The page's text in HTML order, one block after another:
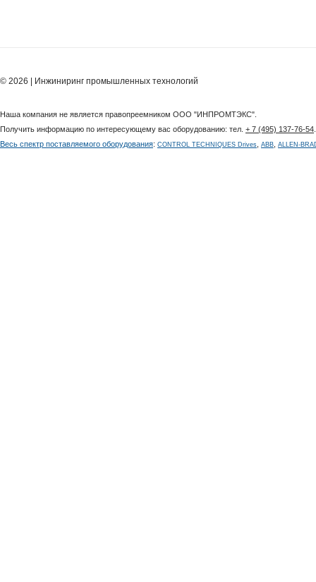
© 2026 | Инжиниринг промышленных технологий
Наша компания не является правопреемником ООО "ИНПРОМТЭКС".
Получить информацию по интересующему вас оборудованию: тел. + 7 (495) 137-76-54
Весь спектр поставляемого оборудования: CONTROL TECHNIQUES Drives ABB ALLEN-